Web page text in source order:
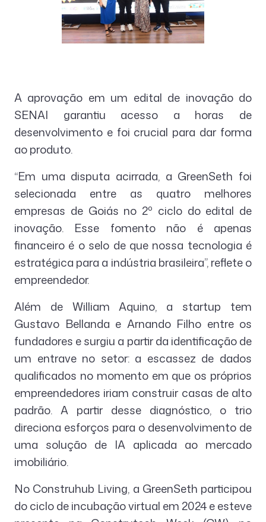
A aprovação em um edital de inovação do
SENAI garantiu acesso a horas de
desenvolvimento e foi crucial para dar forma
ao produto.
“Em uma disputa acirrada, a GreenSeth foi
selecionada entre as quatro melhores
empresas de Goiás no 2º ciclo do edital de
inovação. Esse fomento não é apenas
financeiro é o selo de que nossa tecnologia é
estratégica para a indústria brasileira”, reflete o
empreendedor.
Além de William Aquino, a startup tem
Gustavo Bellanda e Arnando Filho entre os
fundadores e surgiu a partir da identificação de
um entrave no setor: a escassez de dados
qualificados no momento em que os próprios
empreendedores iriam construir casas de alto
padrão. A partir desse diagnóstico, o trio
direciona esforços para o desenvolvimento de
uma solução de IA aplicada ao mercado
imobiliário.
No Construhub Living, a GreenSeth participou
do ciclo de incubação virtual em 2024 e esteve